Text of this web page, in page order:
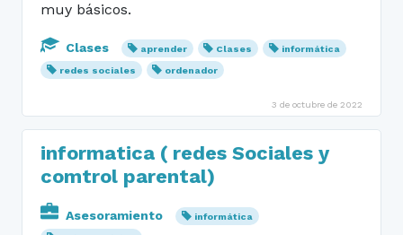
muy básicos.
Clases aprender Clases
informática
redes sociales
ordenador
3 de octubre de 2022
informatica ( redes Sociales y
comtrol parental)
Asesoramiento
informática